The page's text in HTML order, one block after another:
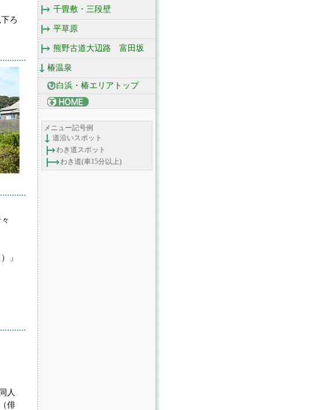
ろ
」
人
俳
千畳敷・三段壁
平草原
熊野古道大辺路 富田坂
椿温泉
白浜・椿エリアトップ
メニュー記号例
道沿いスポット
わき道スポット
わき道(車15分以上)